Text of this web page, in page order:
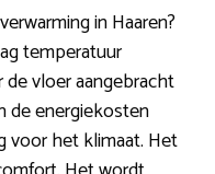
in Haaren?
temperatuur
vloer aangebracht
de energiekosten
voor het klimaat. Het